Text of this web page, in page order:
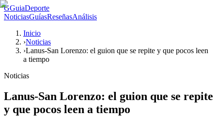
GGuiaDeporte
NoticiasGuíasReseñasAnálisis
Inicio
›Noticias
›Lanus-San Lorenzo: el guion que se repite y que pocos leen
a tiempo
Noticias
Lanus-San Lorenzo: el guion que se repite
y que pocos leen a tiempo